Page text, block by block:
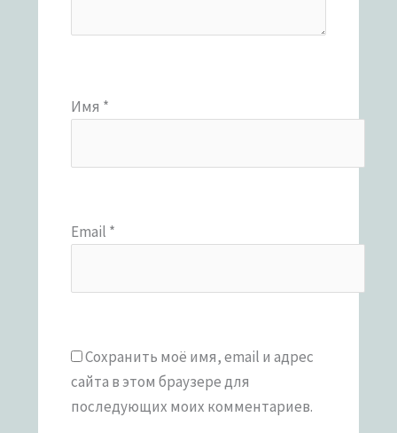
Имя *
Email *
Сохранить моё имя, email и адрес
сайта в этом браузере для
последующих моих комментариев.